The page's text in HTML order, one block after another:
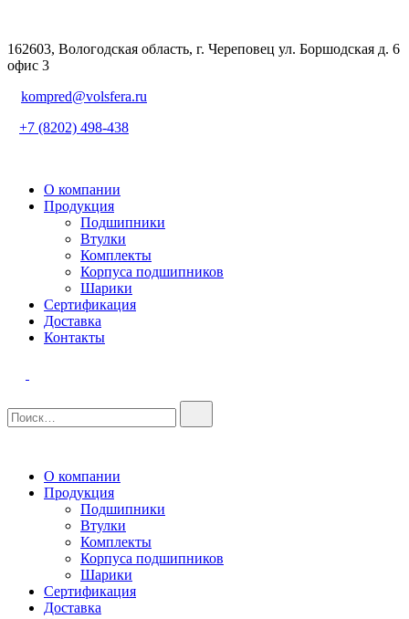
162603, Вологодская область, г. Череповец ул. Боршодская д. 6
офис 3
kompred@volsfera.ru
+7 (8202) 498-438
О компании
Продукция
Подшипники
Втулки
Комплекты
Корпуса подшипников
Шарики
Сертификация
Доставка
Контакты
О компании
Продукция
Подшипники
Втулки
Комплекты
Корпуса подшипников
Шарики
Сертификация
Доставка